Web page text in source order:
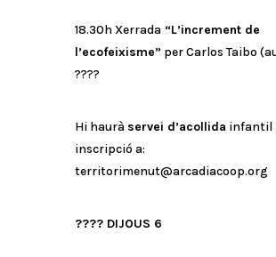
18.30h Xerrada “L’increment de
l’ecofeixisme” per Carlos Taibo
????️
Hi haurà servei d’acollida infantil
inscripció a:
territorimenut@arcadiacoop.org
???? DIJOUS 6